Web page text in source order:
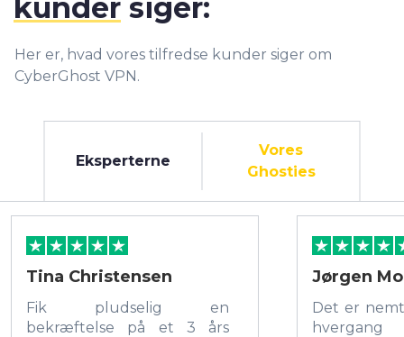
kunder siger:
Her er, hvad vores tilfredse kunder siger om
CyberGhost VPN.
Eksperterne
Vores
Ghosties
Tina Christensen
Fik pludselig en
bekræftelse på et 3 års
Jørgen
Det er
hvergang